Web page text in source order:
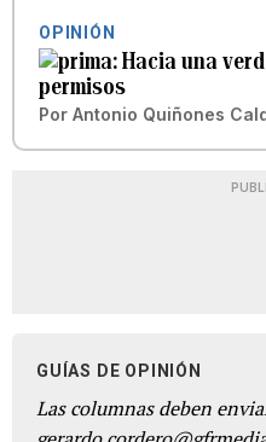
OPINIÓN
Hacia una
permisos
Por Antonio Quiñones
GUÍAS DE OPINIÓN
Las columnas deben